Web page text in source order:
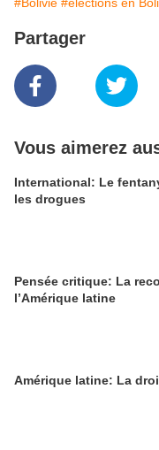
Partager
Vous aimerez
International: Le
les drogues
Pensée critique: La
l’Amérique latine
Amérique latine: La